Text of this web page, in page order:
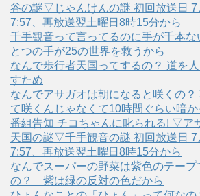
谷の謎▽じゃんけんの謎 初回放送日 7
7:57、再放送翌土曜日8時15分から
千手観音って言ってるのに手が千本な
とつの手が25の世界を救うから
なんで歩行者天国ってするの？ 道を
すため
なんでアサガオは朝になると咲くの？
て咲くんじゃなくて10時間ぐらい暗か
番組告知 チコちゃんに叱られる! ▽ア
天国の謎▽千手観音の謎 初回放送日 7
7:57、再放送翌土曜日8時15分から
なんでスーパーの野菜は紫色のテープ
の？ 紫は緑の反対の色だから